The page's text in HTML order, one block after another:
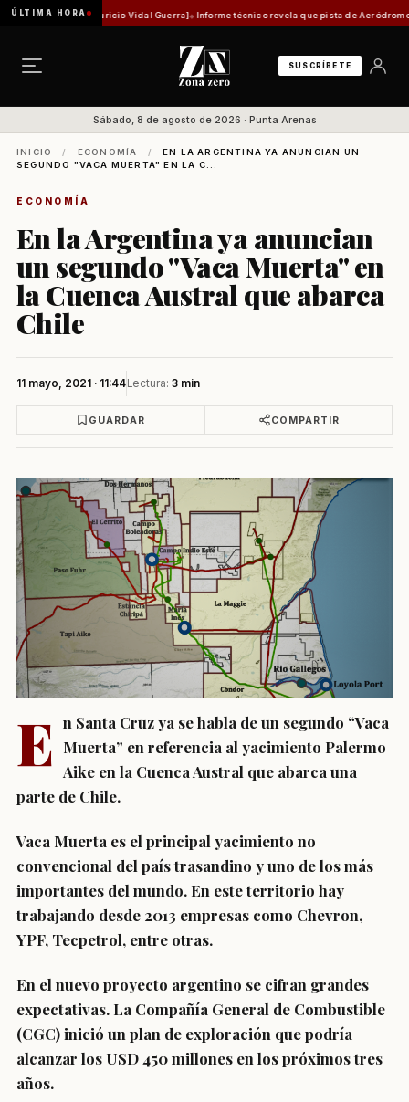
ÚLTIMA HORA
[Por Mauricio Vidal Guerra] Informe técnico revela que pista de Aeródromo de
SUSCRÍBETE
Sábado, 8 de agosto de 2026 · Punta Arenas
INICIO / ECONOMÍA /
EN LA ARGENTINA YA ANUNCIAN UN
SEGUNDO "VACA MUERTA" EN LA C...
ECONOMÍA
En la Argentina ya anuncian
un segundo "Vaca Muerta" en
la Cuenca Austral que abarca
Chile
11 mayo, 2021 · 11:44Lectura: 3 min
GUARDAR COMPARTIR
E n Santa Cruz ya se habla de un segundo “Vaca
Muerta” en referencia al yacimiento Palermo
Aike en la Cuenca Austral que abarca una
parte de Chile.
Vaca Muerta es el principal yacimiento no
convencional del país trasandino y uno de los más
importantes del mundo. En este territorio hay
trabajando desde 2013 empresas como Chevron,
YPF, Tecpetrol, entre otras.
En el nuevo proyecto argentino se cifran grandes
expectativas. La Compañía General de Combustible
(CGC) inició un plan de exploración que podría
alcanzar los USD 450 millones en los próximos tres
años.